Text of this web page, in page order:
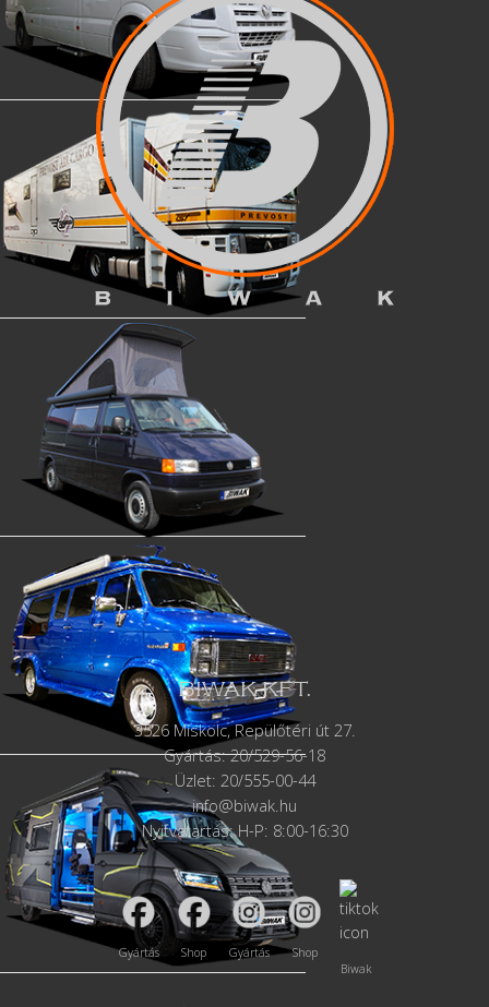
BIWAK KFT.
3526 Miskolc, Repülőtéri út 27.
Gyártás:20/529-56-18
Üzlet: 20/555-00-44
info@biwak.hu
Nyitvatartás: H-P: 8:00-16:30
Gyártás Shop Gyártás
Shop
Biwak